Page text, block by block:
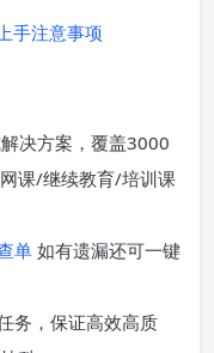
手注意事项
决方案，覆盖3000
课/继续教育/培训课
单 如有遗漏还可一键
务，保证高效高质